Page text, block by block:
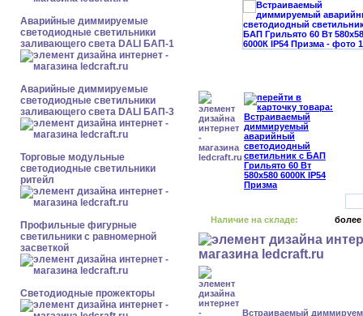
Аварийные диммируемые
светодиодные светильники
заливающего света DALI БАП-1
Аварийные диммируемые
светодиодные светильники
заливающего света DALI БАП-3
Торговые модульные
светодиодные светильники
ритейл
Профильные фигурные
светильники с равномерной
засветкой
Светодиодные прожекторы
Наличие на складе: более
Встраиваемый